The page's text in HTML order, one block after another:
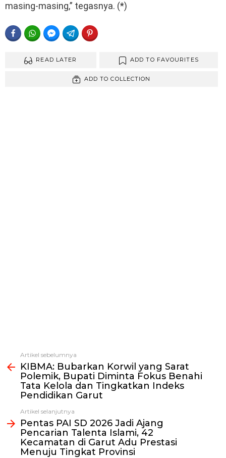
masing-masing,” tegasnya. (*)
FACEBOOKWHATSAPPFACEBOOK MESSENGER
TELEGRAM
READ LATER ADD TO FAVOURITES
ADD TO COLLECTION
Lihat
selengkapnya
Artikel sebelumnya
KIBMA: Bubarkan Korwil yang Sarat
Polemik, Bupati Diminta Fokus Benahi
Tata Kelola dan Tingkatkan Indeks
Pendidikan Garut
Artikel selanjutnya
Pentas PAI SD 2026 Jadi Ajang
Pencarian Talenta Islami, 42
Kecamatan di Garut Adu Prestasi
Menuju Tingkat Provinsi